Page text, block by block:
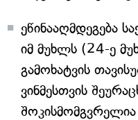
ეწინააღმდეგება
იმ მუხლს (24-ე
გამოხატვის
ვინმესთვის